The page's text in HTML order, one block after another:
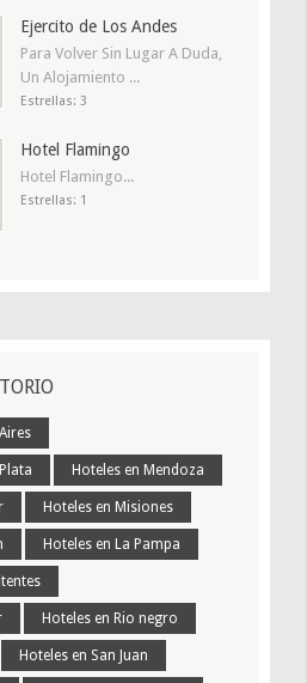
Ejercito de Los Andes
Para Volver Sin Lugar A Duda,
Un Alojamiento ...
Estrellas: 3
Hotel Flamingo
Hotel Flamingo...
Estrellas: 1
Hoteles en Mendoza
Hoteles en Misiones
Hoteles en La Pampa
Hoteles en Rio negro
Hoteles en San Juan